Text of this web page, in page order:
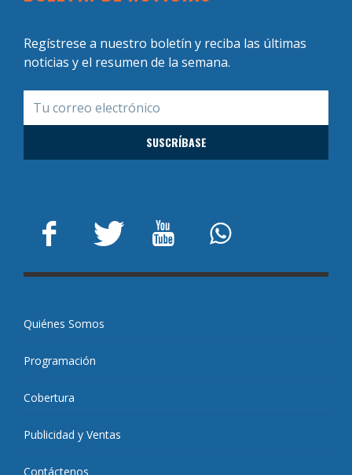
Regístrese a nuestro boletín y reciba las últimas
noticias y el resumen de la semana.
Quiénes Somos
Programación
Cobertura
Publicidad y Ventas
Contáctenos